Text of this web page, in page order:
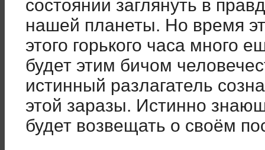
состоянии заглянуть в
нашей планеты. Но время
этого горького часа много
будет этим бичом
истинный разлагатель
этой заразы. Истинно
будет возвещать о своём